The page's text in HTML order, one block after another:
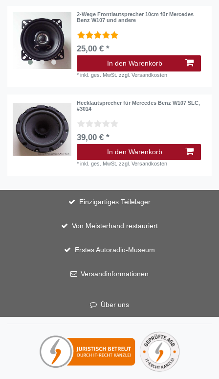
2-Wege Frontlautsprecher 10cm für Mercedes
Benz W107 und andere
25,00 € *
In den Warenkorb
*inkl. ges. MwSt. zzgl.Versandkosten
Hecklautsprecher für Mercedes Benz W107 SLC,
#3014
39,00 € *
In den Warenkorb
*inkl. ges. MwSt. zzgl.Versandkosten
Einzigartiges Teilelager
Von Meisterhand restauriert
Erstes Autoradio-Museum
Versandinformationen
Über uns